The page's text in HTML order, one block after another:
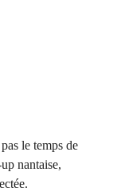
le temps de
nantaise,